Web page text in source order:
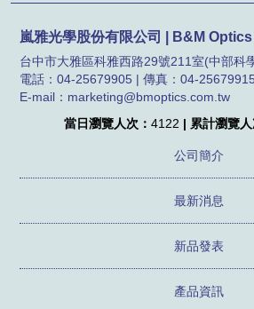
嵐雅光學股份有限公司 | B&M
台中市大雅區科雅西路29號211室(中部科
電話：04-25679905 | 傳真：04-25679915
E-mail：marketing@bmoptics.com.tw
當日瀏覽人次： 4122 | 累計瀏覽人
公司簡介
最新消息
新品發表
產品資訊